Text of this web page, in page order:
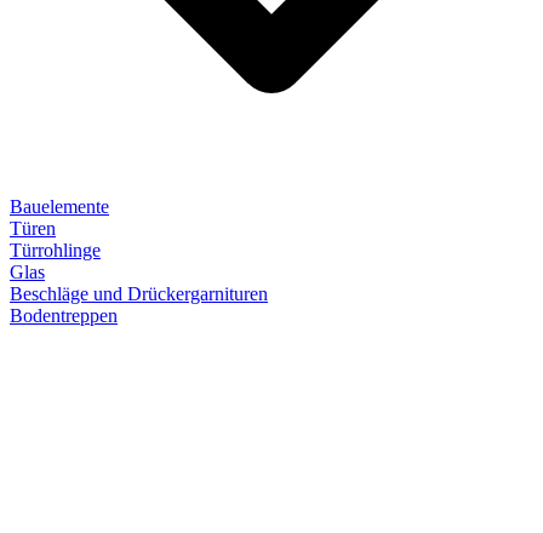
Bauelemente
Türen
Türrohlinge
Glas
Beschläge und Drückergarnituren
Bodentreppen